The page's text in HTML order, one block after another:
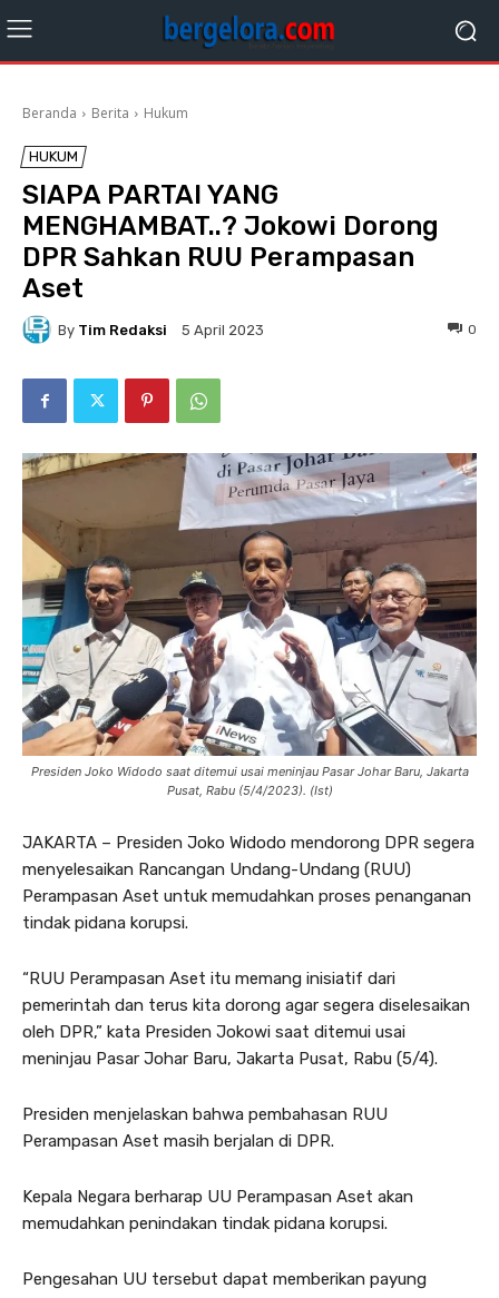
Beranda Berita Hukum
HUKUM
SIAPA PARTAI YANG
MENGHAMBAT..? Jokowi Dorong
DPR Sahkan RUU Perampasan
Aset
By Tim Redaksi 5 April 2023 0
Presiden Joko Widodo saat ditemui usai meninjau Pasar Johar Baru, Jakarta
Pusat, Rabu (5/4/2023). (Ist)
JAKARTA – Presiden Joko Widodo mendorong DPR segera
menyelesaikan Rancangan Undang-Undang (RUU)
Perampasan Aset untuk memudahkan proses penanganan
tindak pidana korupsi.
“RUU Perampasan Aset itu memang inisiatif dari
pemerintah dan terus kita dorong agar segera diselesaikan
oleh DPR,” kata Presiden Jokowi saat ditemui usai
meninjau Pasar Johar Baru, Jakarta Pusat, Rabu (5/4).
Presiden menjelaskan bahwa pembahasan RUU
Perampasan Aset masih berjalan di DPR.
Kepala Negara berharap UU Perampasan Aset akan
memudahkan penindakan tindak pidana korupsi.
Pengesahan UU tersebut dapat memberikan payung